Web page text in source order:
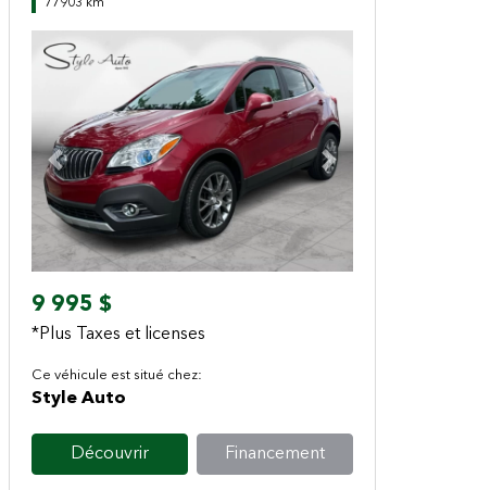
77903 km
Previous Next
9 995 $
*Plus Taxes et licenses
Ce véhicule est situé chez:
Style Auto
Découvrir Financement